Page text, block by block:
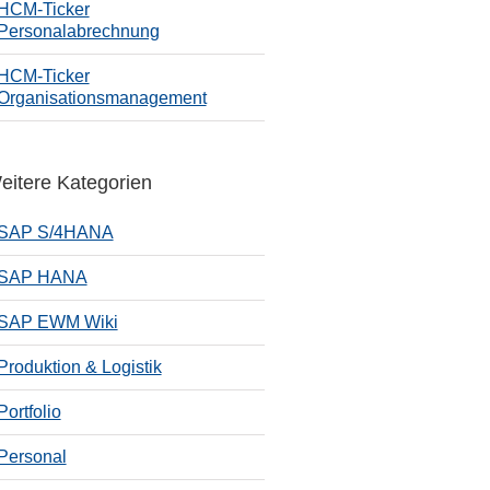
Ticker
Ticker
Kategorien
S/4HANA
HANA
EWM Wiki
& Logistik